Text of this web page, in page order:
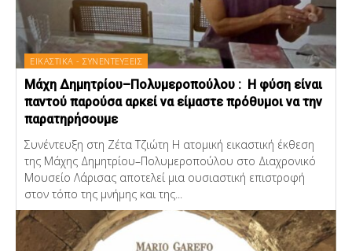
ΕΙΚΑΣΤΙΚΑ - ΣΥΝΕΝΤΕΥΞΕΙΣ
Μάχη Δημητρίου–Πολυμεροπούλου : Η φύση είναι
παντού παρούσα αρκεί να είμαστε πρόθυμοι να την
παρατηρήσουμε
Συνέντευξη στη Ζέτα Τζιώτη Η ατομική εικαστική έκθεση
της Μάχης Δημητρίου–Πολυμεροπούλου στο Διαχρονικό
Μουσείο Λάρισας αποτελεί μια ουσιαστική επιστροφή
στον τόπο της μνήμης και της...